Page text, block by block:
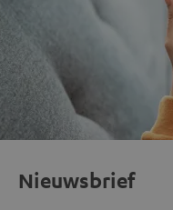
Nieuwsbrief